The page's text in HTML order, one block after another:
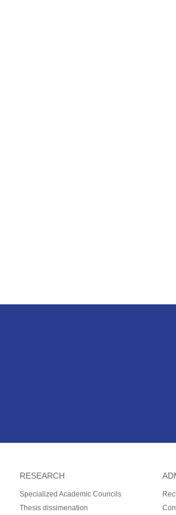
RESEARCH
Specialized Academic Councils
Thesis dissimenation